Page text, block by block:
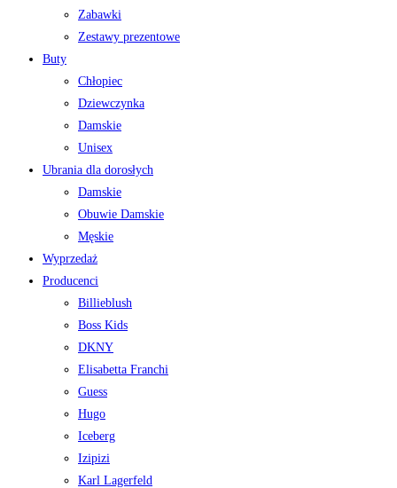
Zabawki
Zestawy prezentowe
Buty
Chłopiec
Dziewczynka
Damskie
Unisex
Ubrania dla dorosłych
Damskie
Obuwie Damskie
Męskie
Wyprzedaż
Producenci
Billieblush
Boss Kids
DKNY
Elisabetta Franchi
Guess
Hugo
Iceberg
Izipizi
Karl Lagerfeld